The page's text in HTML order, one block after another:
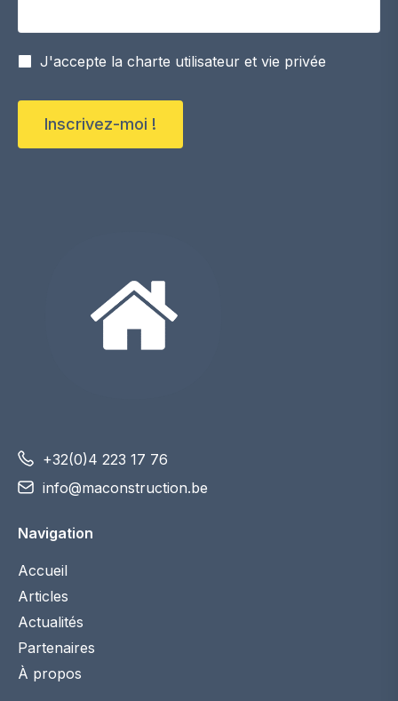
J'accepte la charte utilisateur et vie privée
Inscrivez-moi !
+32(0)4 223 17 76
info@maconstruction.be
Navigation
Accueil
Articles
Actualités
Partenaires
À propos